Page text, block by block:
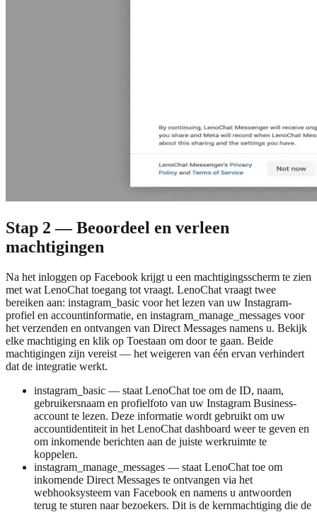
Stap 2 — Beoordeel en verleen
machtigingen
Na het inloggen op Facebook krijgt u een machtigingsscherm te zien
met wat LenoChat toegang tot vraagt. LenoChat vraagt twee
bereiken aan: instagram_basic voor het lezen van uw Instagram-
profiel en accountinformatie, en instagram_manage_messages voor
het verzenden en ontvangen van Direct Messages namens u. Bekijk
elke machtiging en klik op Toestaan om door te gaan. Beide
machtigingen zijn vereist — het weigeren van één ervan verhindert
dat de integratie werkt.
instagram_basic — staat LenoChat toe om de ID, naam,
gebruikersnaam en profielfoto van uw Instagram Business-
account te lezen. Deze informatie wordt gebruikt om uw
accountidentiteit in het LenoChat dashboard weer te geven en
om inkomende berichten aan de juiste werkruimte te
koppelen.
instagram_manage_messages — staat LenoChat toe om
inkomende Direct Messages te ontvangen via het
webhooksysteem van Facebook en namens u antwoorden
terug te sturen naar bezoekers. Dit is de kernmachtiging die de